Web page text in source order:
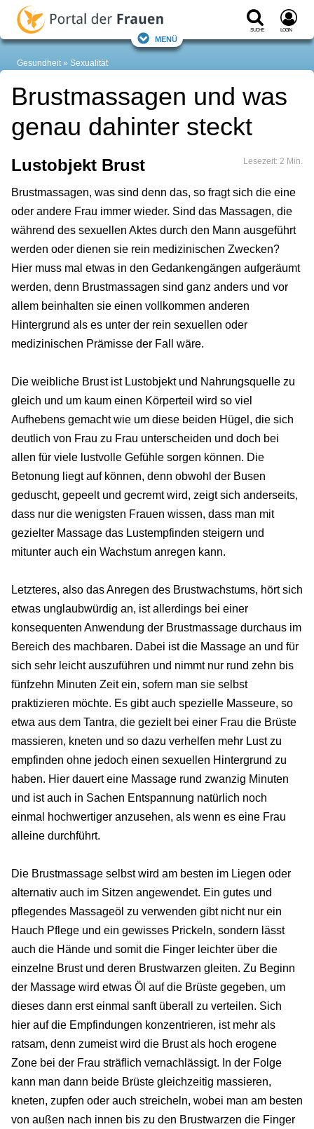
Suche Login
Menü
Gesundheit Sexualität
Brustmassagen und was
genau dahinter steckt
Lesezeit: 2 Min.
Lustobjekt Brust
Brustmassagen, was sind denn das, so fragt sich die eine
oder andere Frau immer wieder. Sind das Massagen, die
während des sexuellen Aktes durch den Mann ausgeführt
werden oder dienen sie rein medizinischen Zwecken?
Hier muss mal etwas in den Gedankengängen aufgeräumt
werden, denn Brustmassagen sind ganz anders und vor
allem beinhalten sie einen vollkommen anderen
Hintergrund als es unter der rein sexuellen oder
medizinischen Prämisse der Fall wäre.
Die weibliche Brust ist Lustobjekt und Nahrungsquelle zu
gleich und um kaum einen Körperteil wird so viel
Aufhebens gemacht wie um diese beiden Hügel, die sich
deutlich von Frau zu Frau unterscheiden und doch bei
allen für viele lustvolle Gefühle sorgen können. Die
Betonung liegt auf können, denn obwohl der Busen
geduscht, gepeelt und gecremt wird, zeigt sich anderseits,
dass nur die wenigsten Frauen wissen, dass man mit
gezielter Massage das Lustempfinden steigern und
mitunter auch ein Wachstum anregen kann.
Letzteres, also das Anregen des Brustwachstums, hört sich
etwas unglaubwürdig an, ist allerdings bei einer
konsequenten Anwendung der Brustmassage durchaus im
Bereich des machbaren. Dabei ist die Massage an und für
sich sehr leicht auszuführen und nimmt nur rund zehn bis
fünfzehn Minuten Zeit ein, sofern man sie selbst
praktizieren möchte. Es gibt auch spezielle Masseure, so
etwa aus dem Tantra, die gezielt bei einer Frau die Brüste
massieren, kneten und so dazu verhelfen mehr Lust zu
empfinden ohne jedoch einen sexuellen Hintergrund zu
haben. Hier dauert eine Massage rund zwanzig Minuten
und ist auch in Sachen Entspannung natürlich noch
einmal hochwertiger anzusehen, als wenn es eine Frau
alleine durchführt.
Die Brustmassage selbst wird am besten im Liegen oder
alternativ auch im Sitzen angewendet. Ein gutes und
pflegendes Massageöl zu verwenden gibt nicht nur ein
Hauch Pflege und ein gewisses Prickeln, sondern lässt
auch die Hände und somit die Finger leichter über die
einzelne Brust und deren Brustwarzen gleiten. Zu Beginn
der Massage wird etwas Öl auf die Brüste gegeben, um
dieses dann erst einmal sanft überall zu verteilen. Sich
hier auf die Empfindungen konzentrieren, ist mehr als
ratsam, denn zumeist wird die Brust als hoch erogene
Zone bei der Frau sträflich vernachlässigt. In der Folge
kann man dann beide Brüste gleichzeitig massieren,
kneten, zupfen oder auch streicheln, wobei man am besten
von außen nach innen bis zu den Brustwarzen die Finger